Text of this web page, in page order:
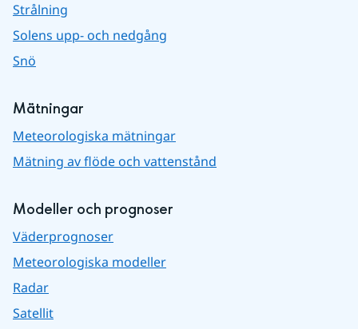
Strålning
Solens upp- och nedgång
Snö
Mätningar
Meteorologiska mätningar
Mätning av flöde och vattenstånd
Modeller och prognoser
Väderprognoser
Meteorologiska modeller
Radar
Satellit